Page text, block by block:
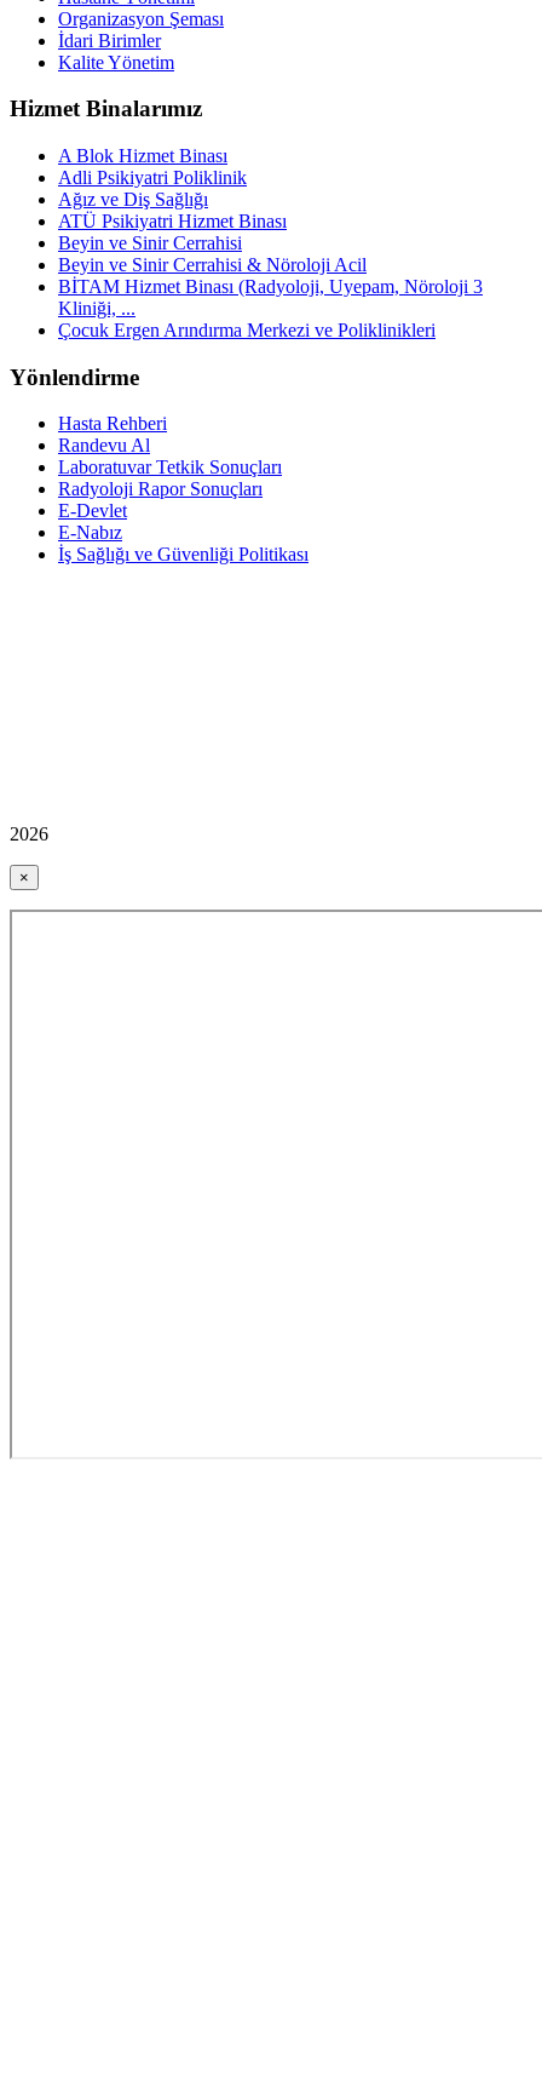
Organizasyon Şeması
İdari Birimler
Kalite Yönetim
Hizmet Binalarımız
A Blok Hizmet Binası
Adli Psikiyatri Poliklinik
Ağız ve Diş Sağlığı
ATÜ Psikiyatri Hizmet Binası
Beyin ve Sinir Cerrahisi
Beyin ve Sinir Cerrahisi & Nöroloji Acil
BİTAM Hizmet Binası (Radyoloji, Uyepam, Nöroloji 3
Kliniği, ...
Çocuk Ergen Arındırma Merkezi ve Poliklinikleri
Yönlendirme
Hasta Rehberi
Randevu Al
Laboratuvar Tetkik Sonuçları
Radyoloji Rapor Sonuçları
E-Devlet
E-Nabız
İş Sağlığı ve Güvenliği Politikası
2026
×